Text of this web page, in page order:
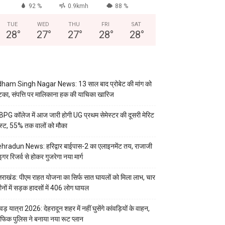
92 % 0.9kmh 88 %
TUE
28°
WED
27°
THU
27°
FRI
28°
SAT
28°
Singh Nagar News: 13 साल बाद प्रोबेट की मांग को
संपत्ति पर मालिकाना हक की याचिका खारिज
कॉलेज में आज जारी होगी UG प्रथम सेमेस्टर की दूसरी मेरिट
55% तक वालों को मौका
News: हरिद्वार बाईपास-2 का एलाइनमेंट तय, राजाजी
रिजर्व से होकर गुजरेगा नया मार्ग
पीएम राहत योजना का सिर्फ सात घायलों को मिला लाभ, चार
में सड़क हादसों में 406 लोग घायल
यात्रा 2026: देहरादून शहर में नहीं घुसेंगे कांवड़ियों के वाहन,
पुलिस ने बनाया नया रूट प्लान